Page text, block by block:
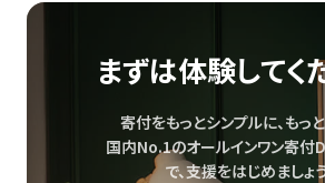
まずは体験してく
寄付をもっとシンプルに、もっ
国内No.1のオールインワン寄付
で、支援をはじめましょう